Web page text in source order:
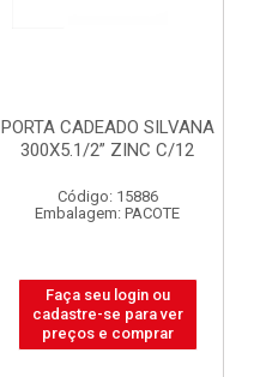
PORTA CADEADO SILVANA
300X5.1/2” ZINC C/12
Código: 15886
Embalagem: PACOTE
Faça seu login ou
cadastre-se para ver
preços e comprar